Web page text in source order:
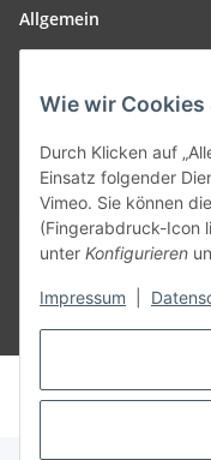
Wie wir Cookies
Durch Klicken auf
Einsatz folgender
Vimeo. Sie können
(Fingerabdruck-Icon
unter Konfigurieren
Impressum
Allgemein
SmoliTec - Safety.
* Alle Preise inkl.